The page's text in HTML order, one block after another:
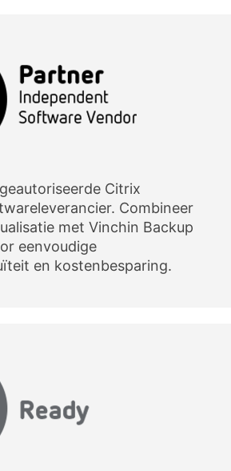
Citrix
Combineer
met Vinchin Backup
eenvoudige
en kostenbesparing.